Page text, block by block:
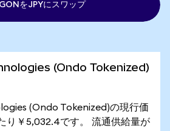
をJPYにスワップ
(Ondo Tokenized)
(Ondo Tokenized)の現行価
り￥5,032.4です。 流通供給量が